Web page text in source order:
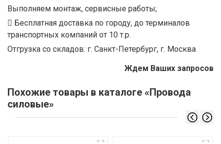
Выполняем монтаж, сервисные работы;
Бесплатная доставка по городу, до терминалов
транспортных компаний от 10 т.р.
Отгрузка со складов: г. Санкт-Петербург, г. Москва
Ждем Ваших запросов
Похожие товары в каталоге «Провода
силовые»